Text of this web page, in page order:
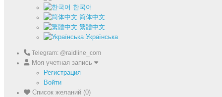
한국어
简体中文
繁體中文
Українська
Telegram: @raidline_com
Моя учетная запись
Регистрация
Войти
Список желаний (0)